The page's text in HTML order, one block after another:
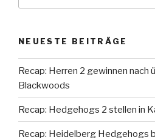
NEUESTE BEITRÄGE
Recap: Herren 2 gewinnen nach
Blackwoods
Recap: Hedgehogs 2 stellen in
Recap: Heidelberg Hedgehogs